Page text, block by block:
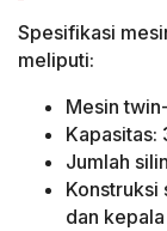
Spesifikasi
meliputi:
Mesin
Kapasitas:
Jumlah
Konstruksi
dan